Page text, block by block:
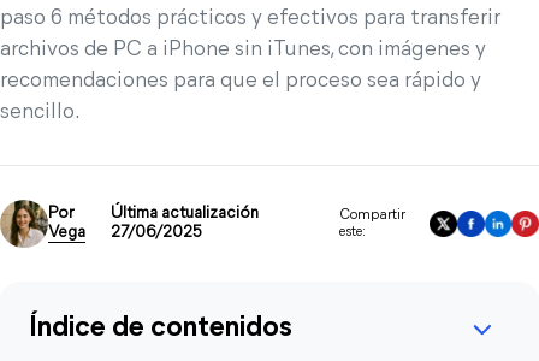
paso 6 métodos prácticos y efectivos para transferir
archivos de PC a iPhone sin iTunes, con imágenes y
recomendaciones para que el proceso sea rápido y
sencillo.
Por
Vega
Última actualización
27/06/2025
Compartir
este:
Índice de contenidos